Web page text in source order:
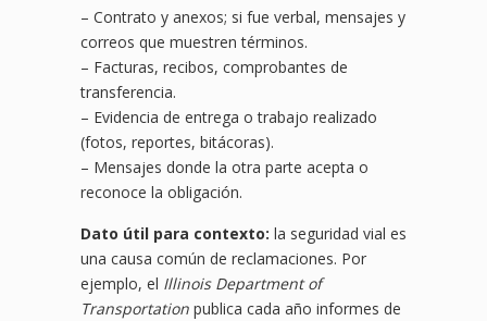
– Contrato y anexos; si fue verbal, mensajes y
correos que muestren términos.
– Facturas, recibos, comprobantes de
transferencia.
– Evidencia de entrega o trabajo realizado
(fotos, reportes, bitácoras).
– Mensajes donde la otra parte acepta o
reconoce la obligación.
Dato útil para contexto: la seguridad vial es
una causa común de reclamaciones. Por
ejemplo, el Illinois Department of
Transportation publica cada año informes de